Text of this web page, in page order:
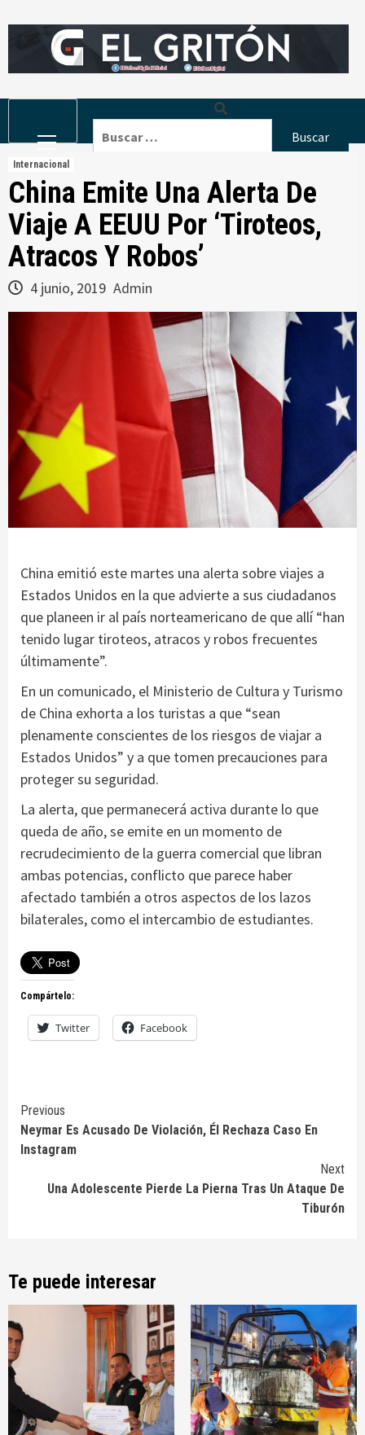
to
Menu
Internacional
China Emite Una Alerta De
Viaje A EEUU Por ‘Tiroteos,
Atracos Y Robos’
4 junio, 2019 Admin
China emitió este martes una alerta sobre viajes a
Estados Unidos en la que advierte a sus ciudadanos
que planeen ir al país norteamericano de que allí “han
tenido lugar tiroteos, atracos y robos frecuentes
últimamente”.
En un comunicado, el Ministerio de Cultura y Turismo
de China exhorta a los turistas a que “sean
plenamente conscientes de los riesgos de viajar a
Estados Unidos” y a que tomen precauciones para
proteger su seguridad.
La alerta, que permanecerá activa durante lo que
queda de año, se emite en un momento de
recrudecimiento de la guerra comercial que libran
ambas potencias, conflicto que parece haber
afectado también a otros aspectos de los lazos
bilaterales, como el intercambio de estudiantes.
Compártelo:
Twitter Facebook
Continue
Reading
Previous
Neymar Es Acusado De Violación, Él Rechaza Caso En
Instagram
Next
Una Adolescente Pierde La Pierna Tras Un Ataque De
Tiburón
Te puede interesar